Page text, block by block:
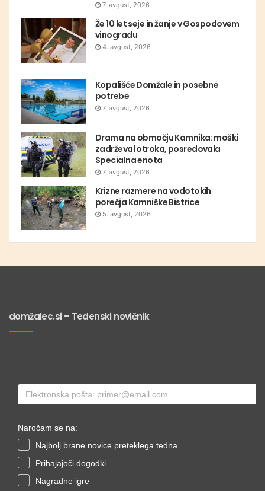
7. avgust, 2026
Že 10 let seje in žanje v Gospodovem
vinogradu
4. avgust, 2026
Kopališče Domžale in posebne
potrebe
7. avgust, 2026
Drama na območju Kamnika: moški
zadrževal otroka, posredovala
Specialna enota
7. avgust, 2026
Krizne razmere na vodotokih
porečja Kamniške Bistrice
5. avgust, 2026
domžalec.si – Tedenski novičnik
Naročam se na:
Najbolj brane novice preteklega tedna
Prihajajoči dogodki
Nagradne igre